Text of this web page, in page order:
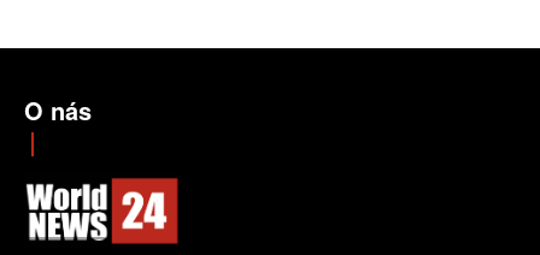
O nás